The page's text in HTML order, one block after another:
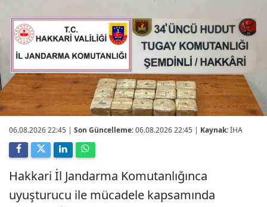
06.08.2026 22:45 | Son Güncelleme:06.08.2026 22:45 | Kaynak:İHA
Hakkari İl Jandarma Komutanlığınca
uyuşturucu ile mücadele kapsamında